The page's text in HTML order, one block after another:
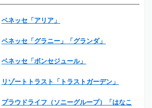
ベネッセ「アリア」
ベネッセ「グラニー」「グランダ」
ベネッセ「ボンセジュール」
リゾートトラスト「トラストガーデン」
プラウドライフ（ソニーグループ）「はなこ